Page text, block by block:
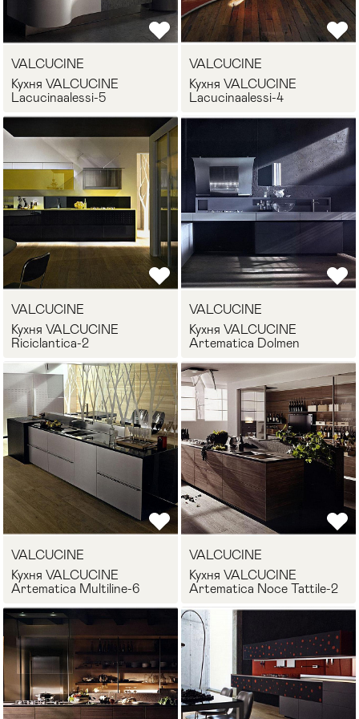
Стулья >
VALCUCINE
Кухня VALCUCINE
Lacucinaalessi-5
VALCUCINE
Кухня VALCUCINE
Lacucinaalessi-4
VALCUCINE
Кухня VALCUCINE
Riciclantica-2
VALCUCINE
Кухня VALCUCINE
Artematica Dolmen
VALCUCINE
Кухня VALCUCINE
Artematica Multiline-6
VALCUCINE
Кухня VALCUCINE
Artematica Noce Tattile-2